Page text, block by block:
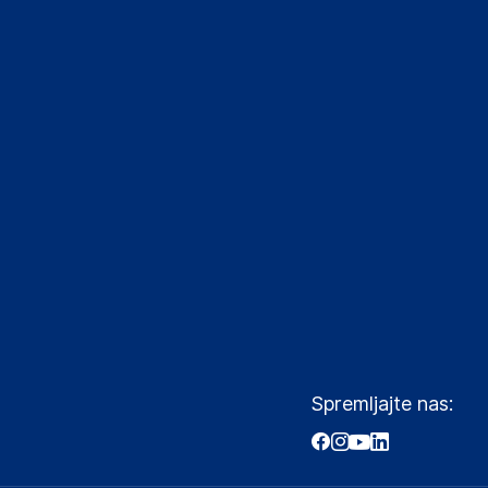
Spremljajte nas: